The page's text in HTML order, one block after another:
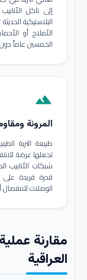
إلى تآكل
البلاستيكية
الأملاح أو
الخمسين عاماً
terrain
المرونة
طبيعة التربة
تجعلها عرضة
قدرة فريدة
الوصلات للانفصال
مقارنة
العراقية